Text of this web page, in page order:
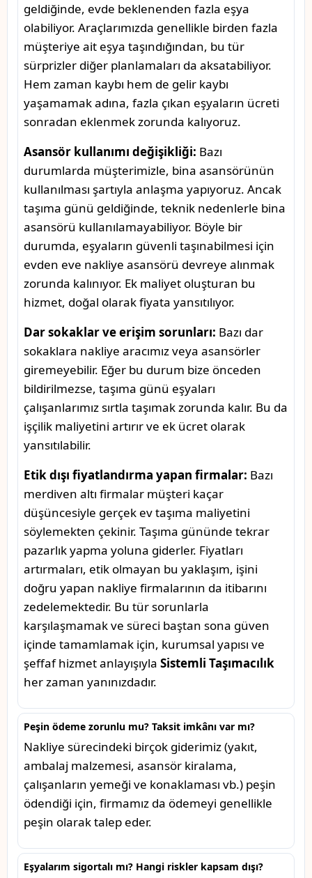
geldiğinde, evde beklenenden fazla eşya
olabiliyor. Araçlarımızda genellikle birden fazla
müşteriye ait eşya taşındığından, bu tür
sürprizler diğer planlamaları da aksatabiliyor.
Hem zaman kaybı hem de gelir kaybı
yaşamamak adına, fazla çıkan eşyaların ücreti
sonradan eklenmek zorunda kalıyoruz.
Asansör kullanımı değişikliği: Bazı
durumlarda müşterimizle, bina asansörünün
kullanılması şartıyla anlaşma yapıyoruz. Ancak
taşıma günü geldiğinde, teknik nedenlerle bina
asansörü kullanılamayabiliyor. Böyle bir
durumda, eşyaların güvenli taşınabilmesi için
evden eve nakliye asansörü devreye alınmak
zorunda kalınıyor. Ek maliyet oluşturan bu
hizmet, doğal olarak fiyata yansıtılıyor.
Dar sokaklar ve erişim sorunları: Bazı dar
sokaklara nakliye aracımız veya asansörler
giremeyebilir. Eğer bu durum bize önceden
bildirilmezse, taşıma günü eşyaları
çalışanlarımız sırtla taşımak zorunda kalır. Bu da
işçilik maliyetini artırır ve ek ücret olarak
yansıtılabilir.
Etik dışı fiyatlandırma yapan firmalar: Bazı
merdiven altı firmalar müşteri kaçar
düşüncesiyle gerçek ev taşıma maliyetini
söylemekten çekinir. Taşıma gününde tekrar
pazarlık yapma yoluna giderler. Fiyatları
artırmaları, etik olmayan bu yaklaşım, işini
doğru yapan nakliye firmalarının da itibarını
zedelemektedir. Bu tür sorunlarla
karşılaşmamak ve süreci baştan sona güven
içinde tamamlamak için, kurumsal yapısı ve
şeffaf hizmet anlayışıyla Sistemli Taşımacılık
her zaman yanınızdadır.
Peşin ödeme zorunlu mu? Taksit imkânı var mı?
Nakliye sürecindeki birçok giderimiz (yakıt,
ambalaj malzemesi, asansör kiralama,
çalışanların yemeği ve konaklaması vb.) peşin
ödendiği için, firmamız da ödemeyi genellikle
peşin olarak talep eder.
Eşyalarım sigortalı mı? Hangi riskler kapsam dışı?